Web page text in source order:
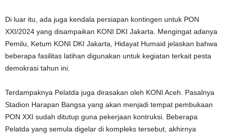
Di luar itu, ada juga kendala persiapan kontingen untuk PON
XXI/2024 yang disampaikan KONI DKI Jakarta. Mengingat adanya
Pemilu, Ketum KONI DKI Jakarta, Hidayat Humaid jelaskan bahwa
beberapa fasilitas latihan digunakan untuk kegiatan terkait pesta
demokrasi tahun ini.
Terdampaknya Pelatda juga dirasakan oleh KONI Aceh. Pasalnya
Stadion Harapan Bangsa yang akan menjadi tempat pembukaan
PON XXI sudah ditutup guna pekerjaan kontruksi. Beberapa
Pelatda yang semula digelar di kompleks tersebut, akhirnya